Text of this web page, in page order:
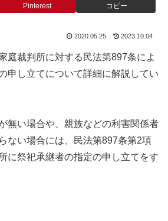
Pinterest コピー
2020.05.25 2023.10.04
庭裁判所に対する民法第897条によ
申し立てについて詳細に解説してい
無い場合や、親族などの利害関係者
ない場合には、民法第897条第2項
に祭祀承継者の指定の申し立てをす